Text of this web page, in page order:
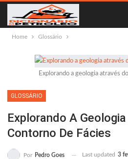
Home Glossário
Explorando a geologia através
GLOSSÁRIO
Explorando A
Contorno De Fácies
Por Pedro Goes Last updated 3